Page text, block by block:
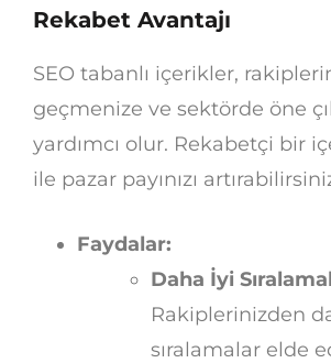
Rekabet Avantajı
SEO tabanlı içerikler,
geçmenize ve sektörde öne
yardımcı olur. Rekabetçi bir
ile pazar payınızı
Faydalar:
Daha İyi
Rakiplerinizden
sıralamalar elde